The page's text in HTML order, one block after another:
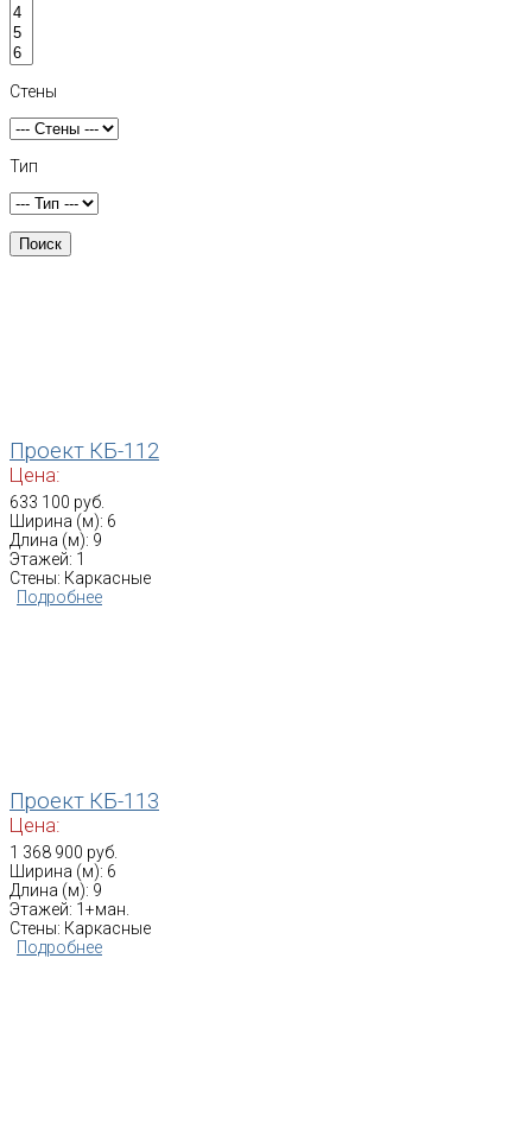
Стены
Тип
Проект КБ-112
Цена:
633 100 руб.
Ширина (м): 6
Длина (м): 9
Этажей: 1
Стены: Каркасные
Подробнее
Проект КБ-113
Цена:
1 368 900 руб.
Ширина (м): 6
Длина (м): 9
Этажей: 1+ман.
Стены: Каркасные
Подробнее